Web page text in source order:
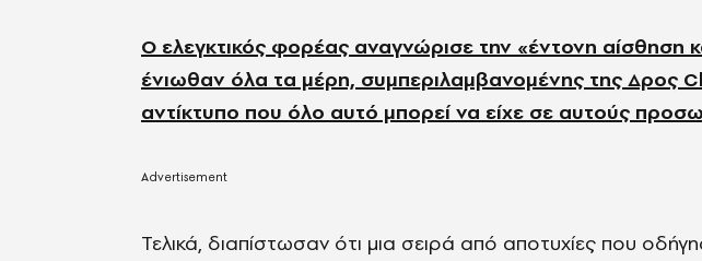
Ο ελεγκτικός φορέας αναγνώρισε την «έντονη αίσθηση
ένιωθαν όλα τα μέρη, συμπεριλαμβανομένης της Δρος
αντίκτυπο που όλο αυτό μπορεί να είχε σε αυτούς
Τελικά, διαπίστωσαν ότι μια σειρά από αποτυχίες που